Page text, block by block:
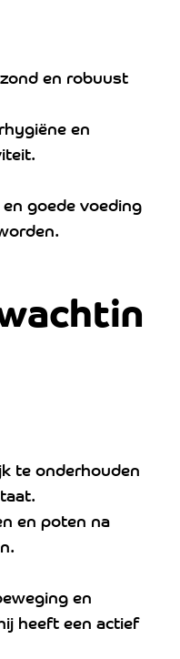
en robuust
en
goede voeding
te onderhouden
en poten na
en
heeft een actief